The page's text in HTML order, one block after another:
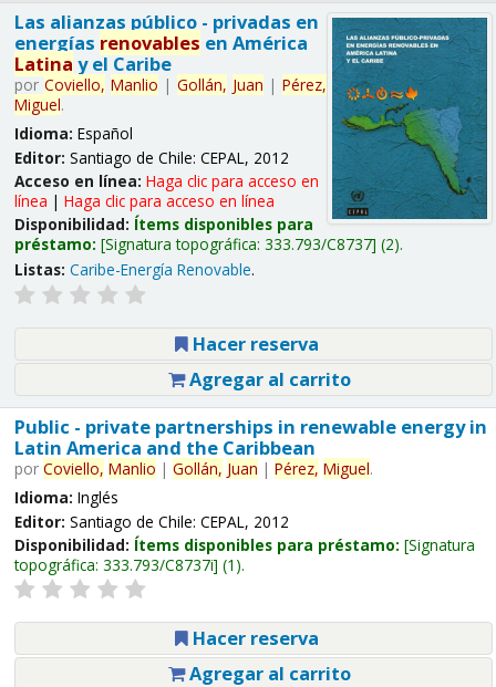
Las alianzas público - privadas en
energías renovables en América
Latina y el Caribe
por Coviello, Manlio | Gollán, Juan | Pérez,
Miguel.
Idioma: Español
Editor: Santiago de Chile: CEPAL, 2012
Acceso en línea: Haga clic para acceso en
línea | Haga clic para acceso en línea
Disponibilidad: Ítems disponibles para
préstamo: Signatura topográfica: 333.793/C8737 (2).
Listas: Caribe-Energía Renovable.
Hacer reserva
Agregar al carrito
Public - private partnerships in renewable energy in
Latin America and the Caribbean
por Coviello, Manlio | Gollán, Juan | Pérez, Miguel.
Idioma: Inglés
Editor: Santiago de Chile: CEPAL, 2012
Disponibilidad: Ítems disponibles para préstamo: Signatura
topográfica: 333.793/C8737i (1).
Hacer reserva
Agregar al carrito